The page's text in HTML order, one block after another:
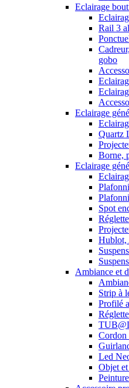
Eclairage
Rail 3
gobo
Eclairage
Quartz
Borne,
Eclairage
Spot
Hublot,
Ambiance et
Strip à
Profilé
Cordon
Led
Objet